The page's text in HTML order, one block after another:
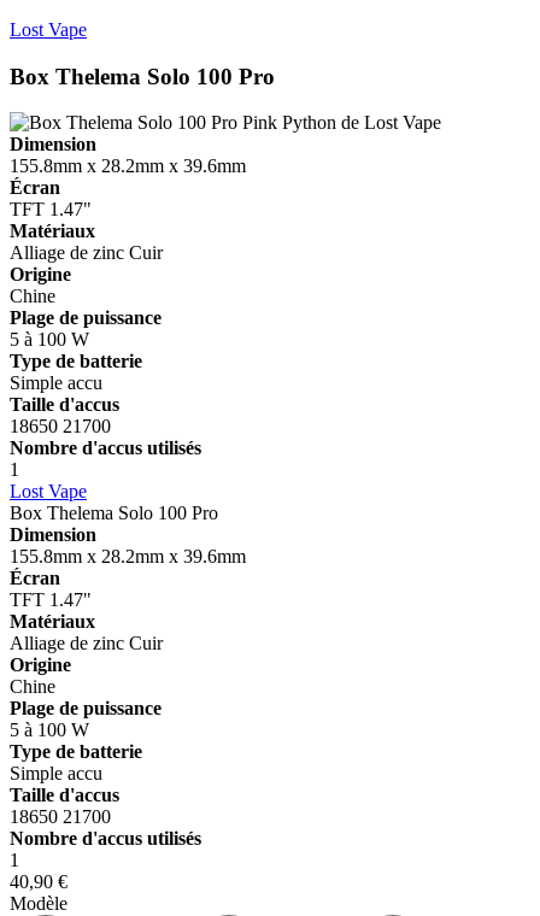
Lost Vape
Box Thelema Solo 100 Pro
Dimension
155.8mm x 28.2mm x 39.6mm
Écran
TFT 1.47"
Matériaux
Alliage de zinc Cuir
Origine
Chine
Plage de puissance
5 à 100 W
Type de batterie
Simple accu
Taille d'accus
18650 21700
Nombre d'accus utilisés
1
Lost Vape
Box Thelema Solo 100 Pro
Dimension
155.8mm x 28.2mm x 39.6mm
Écran
TFT 1.47"
Matériaux
Alliage de zinc Cuir
Origine
Chine
Plage de puissance
5 à 100 W
Type de batterie
Simple accu
Taille d'accus
18650 21700
Nombre d'accus utilisés
1
40,90 €
Modèle